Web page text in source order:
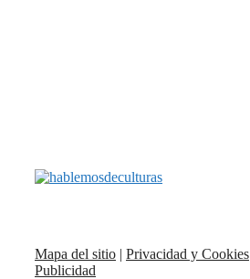
Mapa del sitio | Privacidad y Cookies
Publicidad